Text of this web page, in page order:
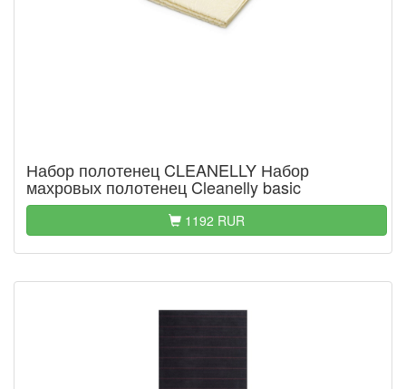
Набор полотенец CLEANELLY Набор
махровых полотенец Cleanelly basic
1192 RUR